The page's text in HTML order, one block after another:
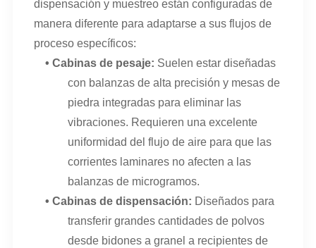
dispensación y muestreo están configuradas de
manera diferente para adaptarse a sus flujos de
proceso específicos:
• Cabinas de pesaje: Suelen estar diseñadas
con balanzas de alta precisión y mesas de
piedra integradas para eliminar las
vibraciones. Requieren una excelente
uniformidad del flujo de aire para que las
corrientes laminares no afecten a las
balanzas de microgramos.
• Cabinas de dispensación: Diseñados para
transferir grandes cantidades de polvos
desde bidones a granel a recipientes de